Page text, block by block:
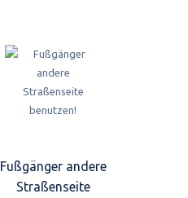
Fußgänger andere
Straßenseite